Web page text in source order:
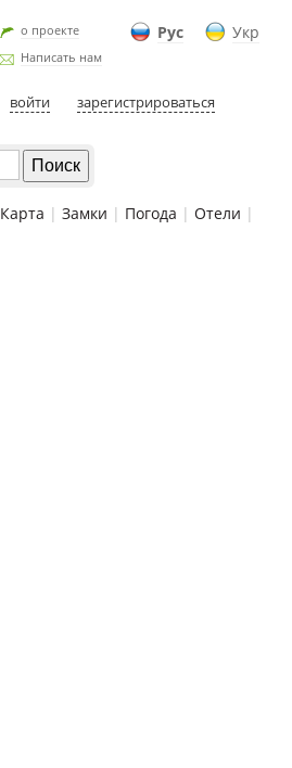
Рус Укр
о проекте
Написать нам
войти зарегистрироваться
Карта | Замки | Погода | Отели |